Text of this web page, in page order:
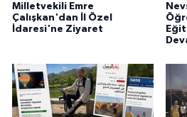
Milletvekili Emre
Çalışkan'dan İl Özel
İdaresi'ne Ziyaret